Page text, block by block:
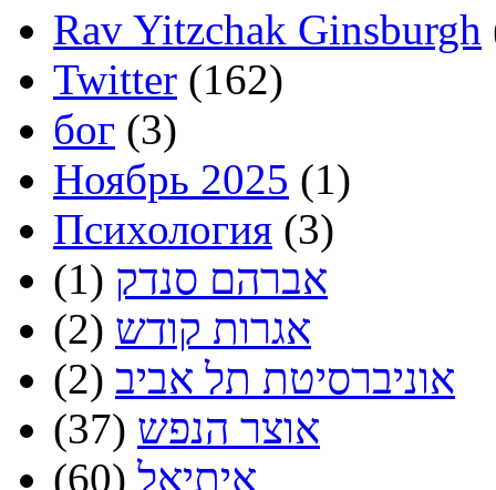
Rav Yitzchak Ginsburgh
Twitter (162)
бог (3)
Ноябрь 2025 (1)
Психология (3)
אברהם סנדק (1)
אגרות קודש (2)
אוניברסיטת תל אביב (2)
אוצר הנפש (37)
איתיאל (60)